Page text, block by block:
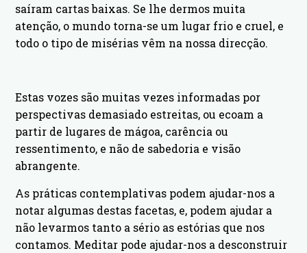
saíram cartas baixas. Se lhe dermos muita
atenção, o mundo torna-se um lugar frio e cruel, e
todo o tipo de misérias vêm na nossa direcção.
Estas vozes são muitas vezes informadas por
perspectivas demasiado estreitas, ou ecoam a
partir de lugares de mágoa, carência ou
ressentimento, e não de sabedoria e visão
abrangente.
As práticas contemplativas podem ajudar-nos a
notar algumas destas facetas, e, podem ajudar a
não levarmos tanto a sério as estórias que nos
contamos. Meditar pode ajudar-nos a desconstruir